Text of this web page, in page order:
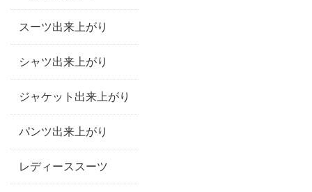
スーツ出来上がり
シャツ出来上がり
ジャケット出来上がり
パンツ出来上がり
レディーススーツ